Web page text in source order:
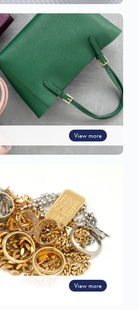
View more
View more